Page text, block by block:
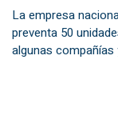
La empresa
preventa 50
algunas compañías